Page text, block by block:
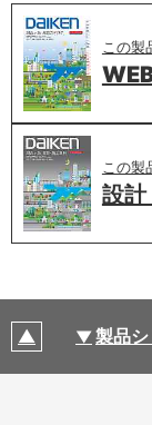
この製
この製
設計
製品